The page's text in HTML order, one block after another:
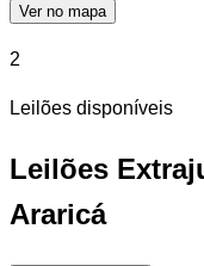
Ver no mapa
2
Leilões disponíveis
Leilões
Araricá